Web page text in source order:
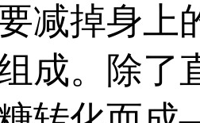
减掉身上
成。除了